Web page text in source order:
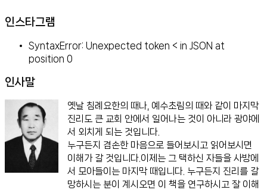
인스타그램
SyntaxError: Unexpected token < in JSON at
position 0
인사말
옛날 침례요한의 때나, 예수초림의 때와 같이 마지막
진리도 큰 교회 안에서 일어나는 것이 아니라 광야에
서 외치게 되는 것입니다.
누구든지 겸손한 마음으로 들어보시고 읽어보시면
이해가 갈 것입니다.이제는 그 택하신 자들을 사방에
서 모아들이는 마지막 때입니다. 누구든지 진리를 갈
망하시는 분이 계시오면 이 책을 연구하시고 잘 이해